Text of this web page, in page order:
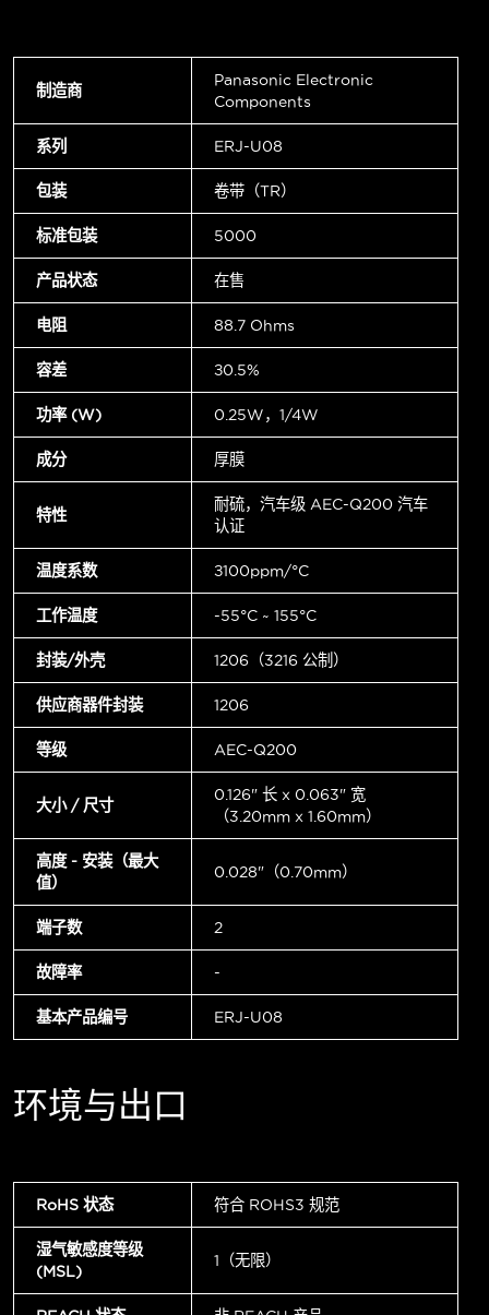
制造商
Panasonic Electronic
Components
系列 ERJ-U08
包装 卷带（TR）
标准包装 5000
产品状态 在售
电阻 88.7 Ohms
容差 ±0.5%
功率 (W) 0.25W，1/4W
成分 厚膜
特性
耐硫，汽车级 AEC-Q200 汽车
认证
温度系数 ±100ppm/°C
工作温度 -55°C ~ 155°C
封装/外壳 1206（3216 公制）
供应商器件封装 1206
等级 AEC-Q200
大小 / 尺寸
0.126" 长 x 0.063" 宽
（3.20mm x 1.60mm）
高度 - 安装（最大
值）
0.028"（0.70mm）
端子数 2
故障率 -
基本产品编号 ERJ-U08
环境与出口
RoHS 状态 符合 ROHS3 规范
湿气敏感度等级
(MSL)
1（无限）